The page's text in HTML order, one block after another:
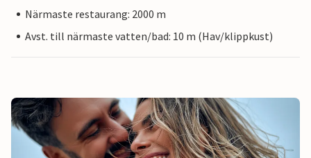
Närmaste restaurang: 2000 m
Avst. till närmaste vatten/bad: 10 m (Hav/klippkust)